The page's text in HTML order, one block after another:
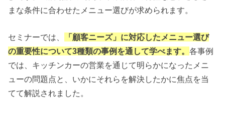
まな条件に合わせたメニュー選びが求められます。
セミナーでは、
「顧客ニーズ」に対応したメニュー選び
の重要性について3種類の事例を通して学べます。各事例
では、キッチンカーの営業を通じて明らかになったメニ
ューの問題点と、いかにそれらを解決したかに焦点を当
てて解説されました。